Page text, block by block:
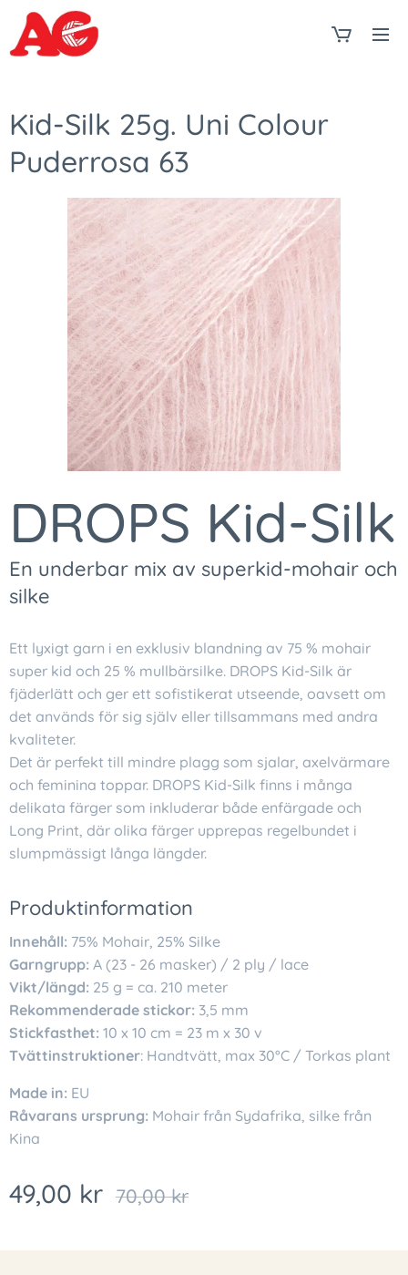
Kid-Silk 25g. Uni Colour
Puderrosa 63
DROPS Kid-Silk
En underbar mix av superkid-mohair och
silke
Ett lyxigt garn i en exklusiv blandning av 75 % mohair
super kid och 25 % mullbärsilke. DROPS Kid-Silk är
fjäderlätt och ger ett sofistikerat utseende, oavsett om
det används för sig själv eller tillsammans med andra
kvaliteter.
Det är perfekt till mindre plagg som sjalar, axelvärmare
och feminina toppar. DROPS Kid-Silk finns i många
delikata färger som inkluderar både enfärgade och
Long Print, där olika färger upprepas regelbundet i
slumpmässigt långa längder.
Produktinformation
Innehåll: 75% Mohair, 25% Silke
Garngrupp: A (23 - 26 masker) / 2 ply / lace
Vikt/längd: 25 g = ca. 210 meter
Rekommenderade stickor: 3,5 mm
Stickfasthet: 10 x 10 cm = 23 m x 30 v
Tvättinstruktioner: Handtvätt, max 30°C / Torkas plant
Made in: EU
Råvarans ursprung: Mohair från Sydafrika, silke från
Kina
49,00 kr 70,00kr